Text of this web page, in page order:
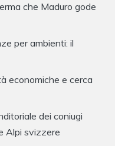
che Maduro gode
per ambienti: il
economiche e cerca
dei coniugi
Alpi svizzere